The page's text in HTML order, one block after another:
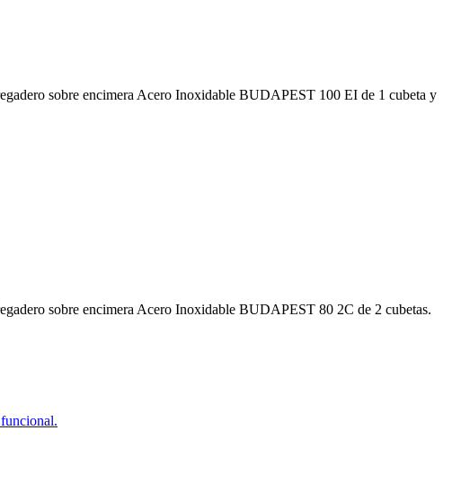
sobre encimera Acero Inoxidable BUDAPEST 100 EI de 1 cubeta y
sobre encimera Acero Inoxidable BUDAPEST 80 2C de 2 cubetas.